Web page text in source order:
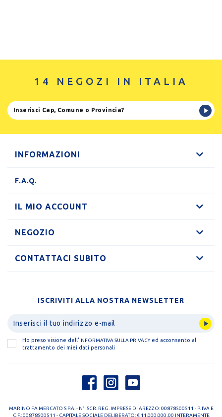
14 NEGOZI IN ITALIA
INFORMAZIONI
F.A.Q.
IL MIO ACCOUNT
NEGOZIO
CONTATTACI SUBITO
ISCRIVITI ALLA NOSTRA NEWSLETTER
Ho preso visione dell'INFORMATIVA SULLA PRIVACYed acconsento al
trattamento dei miei dati personali
MARINO FA MERCATO S.P.A. - N° ISCR. REG. IMPRESE DI AREZZO: 00878500511 - P. IVA E
C.F.: 00878500511 - CAPITALE SOCIALE DELIBERATO: € 11.000.000,00 INTERAMENTE